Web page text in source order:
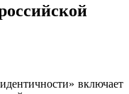
включает